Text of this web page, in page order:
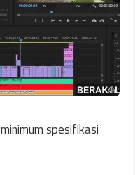
spesifikasi